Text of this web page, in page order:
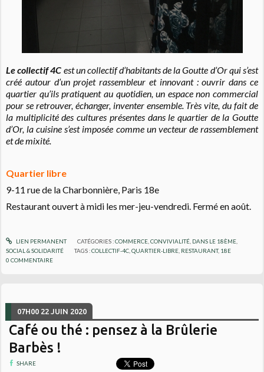
Le collectif 4C est un collectif d’habitants de la Goutte d’Or qui s’est
créé autour d’un projet rassembleur et innovant : ouvrir dans ce
quartier qu’ils pratiquent au quotidien, un espace non commercial
pour se retrouver, échanger, inventer ensemble. Très vite, du fait de
la multiplicité des cultures présentes dans le quartier de la Goutte
d’Or, la cuisine s’est imposée comme un vecteur de rassemblement
et de mixité.
Quartier libre
9-11 rue de la Charbonnière, Paris 18e
Restaurant ouvert à midi les mer-jeu-vendredi. Fermé en août.
LIEN PERMANENT CATÉGORIES :COMMERCE, CONVIVIALITÉ, DANS LE 18ÈME,
SOCIAL & SOLIDARITÉ
TAGS :COLLECTIF-4C ,QUARTIER-LIBRE RESTAURANT, 18E
0 COMMENTAIRE
07H00 22 JUIN 2020
Café ou thé : pensez à la Brûlerie
Barbès !
SHARE